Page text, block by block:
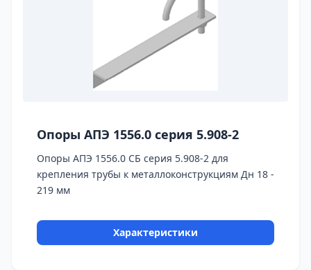
Опоры АПЭ 1556.0 серия 5.908-2
Опоры АПЭ 1556.0 СБ серия 5.908-2 для
крепления трубы к металлоконструкциям Дн 18 -
219 мм
Характеристики